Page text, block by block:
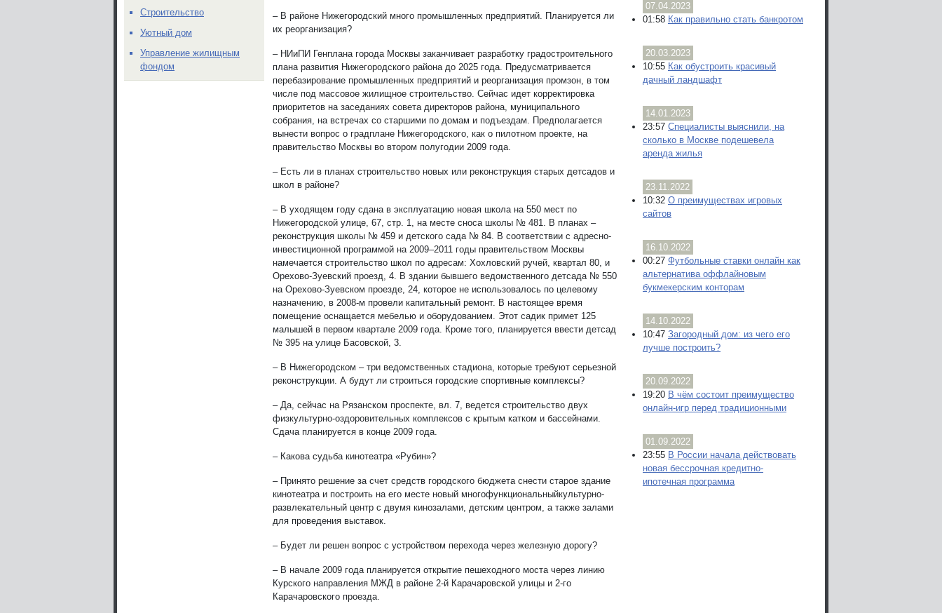
– В районе Нижегородский много промышленных предприятий. Планируется ли
их реорганизация?
– НИиПИ Генплана города Москвы заканчивает разработку градостроительного
плана развития Нижегородского района до 2025 года. Предусматривается
перебазирование промышленных предприятий и реорганизация промзон, в том
числе под массовое жилищное строительство. Сейчас идет корректировка
приоритетов на заседаниях совета директоров района, муниципального
собрания, на встречах со старшими по домам и подъездам. Предполагается
вынести вопрос о градплане Нижегородского, как о пилотном проекте, на
правительство Москвы во втором полугодии 2009 года.
– Есть ли в планах строительство новых или реконструкция старых детсадов и
школ в районе?
– В уходящем году сдана в эксплуатацию новая школа на 550 мест по
Нижегородской улице, 67, стр. 1, на месте сноса школы № 481. В планах –
реконструкция школы № 459 и детского сада № 84. В соответствии с адресно-
инвестиционной программой на 2009–2011 годы правительством Москвы
намечается строительство школ по адресам: Хохловский ручей, квартал 80, и
Орехово-Зуевский проезд, 4. В здании бывшего ведомственного детсада № 550
на Орехово-Зуевском проезде, 24, которое не использовалось по целевому
назначению, в 2008-м провели капитальный ремонт. В настоящее время
помещение оснащается мебелью и оборудованием. Этот садик примет 125
малышей в первом квартале 2009 года. Кроме того, планируется ввести детсад
№ 395 на улице Басовской, 3.
– В Нижегородском – три ведомственных стадиона, которые требуют серьезной
реконструкции. А будут ли строиться городские спортивные комплексы?
– Да, сейчас на Рязанском проспекте, вл. 7, ведется строительство двух
физкультурно-оздоровительных комплексов с крытым катком и бассейнами.
Сдача планируется в конце 2009 года.
– Какова судьба кинотеатра «Рубин»?
– Принято решение за счет средств городского бюджета снести старое здание
кинотеатра и построить на его месте новый многофункциональныйкультурно-
развлекательный центр с двумя кинозалами, детским центром, а также залами
для проведения выставок.
– Будет ли решен вопрос с устройством перехода через железную дорогу?
– В начале 2009 года планируется открытие пешеходного моста через линию
Курского направления МЖД в районе 2-й Карачаровской улицы и 2-го
Карачаровского проезда.
07.04.2023
01:58 Как правильно стать банкротом
20.03.2023
10:55 Как обустроить красивый
дачный ландшафт
14.01.2023
23:57 Специалисты выяснили, на
сколько в Москве подешевела
аренда жилья
23.11.2022
10:32 О преимуществах игровых
сайтов
16.10.2022
00:27 Футбольные ставки онлайн как
альтернатива оффлайновым
букмекерским конторам
14.10.2022
10:47 Загородный дом: из чего его
лучше построить?
20.09.2022
19:20 В чём состоит преимущество
онлайн-игр перед традиционными
01.09.2022
23:55 В России начала действовать
новая бессрочная кредитно-
ипотечная программа
Строительство
Уютный дом
Управление жилищным
фондом